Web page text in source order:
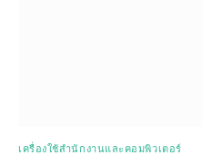
เครื่องใช้สำนักงานและคอมพิวเตอร์